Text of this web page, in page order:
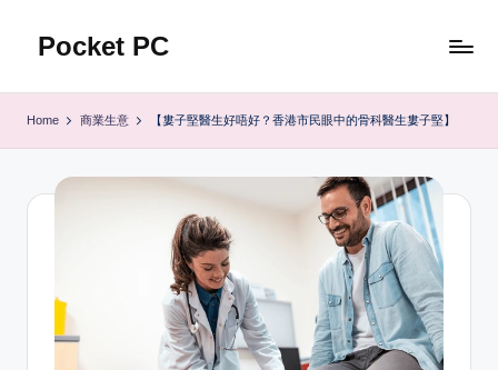
Pocket PC
Home 商業生意 【婁子堅醫生好唔好？香港市民眼中的骨科醫生婁子堅】